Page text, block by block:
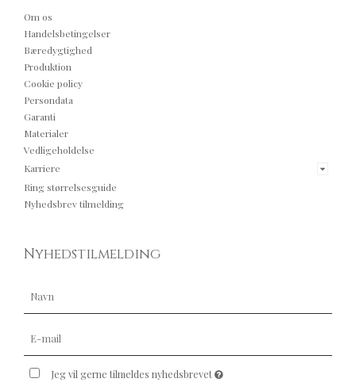
Om os
Handelsbetingelser
Bæredygtighed
Produktion
Cookie policy
Persondata
Garanti
Materialer
Vedligeholdelse
Karriere
Ring størrelsesguide
Nyhedsbrev tilmelding
Nyhedstilmelding
Jeg vil gerne tilmeldes nyhedsbrevet